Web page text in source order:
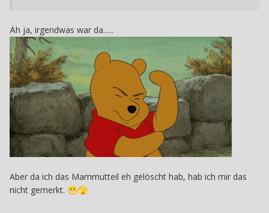
Äh ja, irgendwas war da…..
Aber da ich das Mammutteil eh gelöscht hab, hab ich mir das
nicht gemerkt. 😬🫣